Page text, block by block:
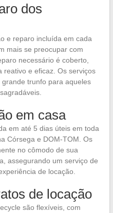
dos
e reparo incluída em cada
mais se preocupar com
necessário é coberto,
reativo e eficaz. Os serviços
trunfo para aqueles
em casa
em até 5 dias úteis em toda
Córsega e DOM-TOM. Os
no cômodo de sua
assegurando um serviço de
de locação.
de locação
são flexíveis, com